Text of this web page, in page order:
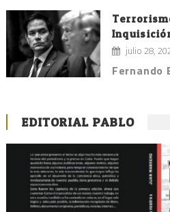
julio 28,
Fernando
EDITORIAL PABLO